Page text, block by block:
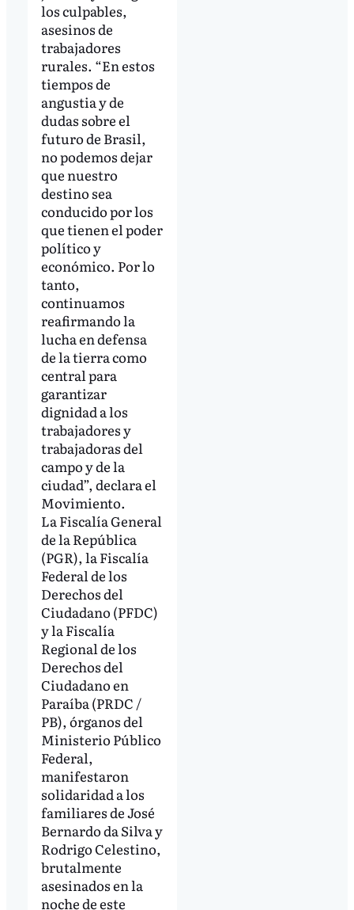
los culpables,
asesinos de
trabajadores
rurales. “En estos
tiempos de
angustia y de
dudas sobre el
futuro de Brasil,
no podemos dejar
que nuestro
destino sea
conducido por los
que tienen el poder
político y
económico. Por lo
tanto,
continuamos
reafirmando la
lucha en defensa
de la tierra como
central para
garantizar
dignidad a los
trabajadores y
trabajadoras del
campo y de la
ciudad”, declara el
Movimiento.
La Fiscalía General
de la República
(PGR), la Fiscalía
Federal de los
Derechos del
Ciudadano (PFDC)
y la Fiscalía
Regional de los
Derechos del
Ciudadano en
Paraíba (PRDC /
PB), órganos del
Ministerio Público
Federal,
manifestaron
solidaridad a los
familiares de José
Bernardo da Silva y
Rodrigo Celestino,
brutalmente
asesinados en la
noche de este